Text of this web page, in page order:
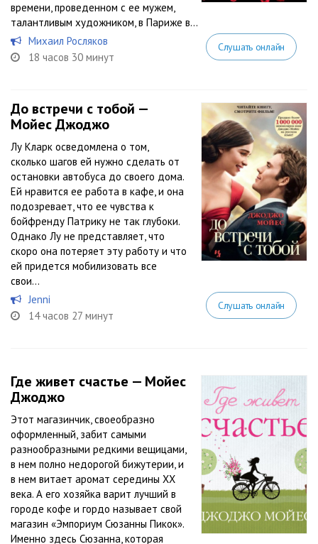
времени, проведенном с ее мужем,
талантливым художником, в Париже в...
Михаил Росляков
18 часов 30 минут
Слушать онлайн
До встречи с тобой —
Мойес Джоджо
Лу Кларк осведомлена о том,
сколько шагов ей нужно сделать от
остановки автобуса до своего дома.
Ей нравится ее работа в кафе, и она
подозревает, что ее чувства к
бойфренду Патрику не так глубоки.
Однако Лу не представляет, что
скоро она потеряет эту работу и что
ей придется мобилизовать все
свои...
Jenni
14 часов 27 минут
Слушать онлайн
Где живет счастье — Мойес
Джоджо
Этот магазинчик, своеобразно
оформленный, забит самыми
разнообразными редкими вещицами,
в нем полно недорогой бижутерии, и
в нем витает аромат середины XX
века. А его хозяйка варит лучший в
городе кофе и гордо называет свой
магазин «Эмпориум Сюзанны Пикок».
Именно здесь Сюзанна, которая